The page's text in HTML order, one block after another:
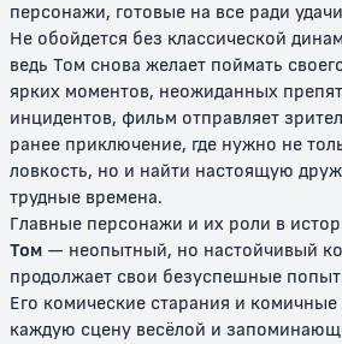
0+
Том и Джерри: Полет на Марс
12+
Том и
персонажи, готовые на все ради
Не обойдется без классической
ведь Том снова желает поймать
ярких моментов, неожиданных
инцидентов, фильм отправляет
ранее приключение, где нужно не
ловкость, но и найти настоящую
трудные времена.
Главные персонажи и их роли в
Том — неопытный, но настойчивый
продолжает свои безуспешные
Его комические старания и
каждую сцену весёлой и